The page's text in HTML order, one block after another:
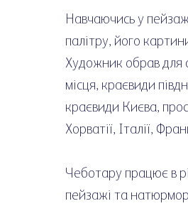
Навчаючись у
палітру, його
Художник обрав для
місця, краєвиди
краєвиди Києва,
Хорватії, Італії,
Чеботару працює в
пейзажі та